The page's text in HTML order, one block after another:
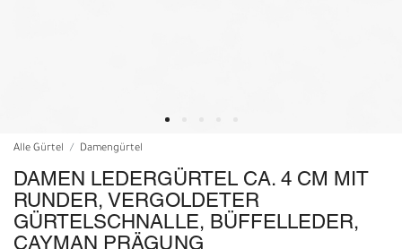
Alle Gürtel Damengürtel
DAMEN LEDERGÜRTEL CA. 4 CM MIT
RUNDER, VERGOLDETER
GÜRTELSCHNALLE, BÜFFELLEDER,
CAYMAN PRÄGUNG